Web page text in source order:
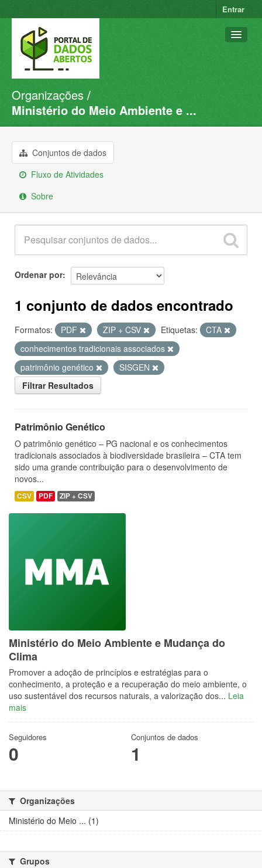
Entrar
Conjuntos de dados
Organizações
Sobre
Organizações
Ministério do Meio Ambiente e ...
Conjuntos de dados
Fluxo de Atividades
Sobre
Ordenar por
1 conjunto de dados encontrado
Formatos: PDF ZIP + CSV Etiquetas:
CTA
conhecimentos tradicionais associados
patrimônio genético
SISGEN
Filtrar Resultados
Patrimônio Genético
O patrimônio genético – PG nacional e os conhecimentos
tradicionais associados à biodiversidade brasileira – CTA tem
sido uma grande contribuição para o desenvolvimento de
novos...
CSV PDF ZIP + CSV
Ministério do Meio Ambiente e Mudança do
Clima
Promover a adoção de princípios e estratégias para o
conhecimento, a proteção e a recuperação do meio ambiente, o
uso sustentável dos recursos naturais, a valorização dos... Leia
mais
Seguidores
0
Conjuntos de dados
1
Organizações
Ministério do Meio ... (1)
Grupos